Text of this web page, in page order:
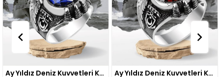
Ay Yıldız Deniz Kuvvetleri Komutanlığı Gümüş Yüzük Mavi
Ay Yıldız Deniz Kuvvetleri Komutanlığı Gümüş Yüzük Kırmızı